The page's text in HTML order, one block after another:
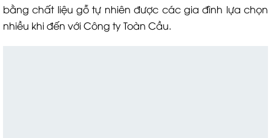
bằng chất liệu gỗ tự nhiên được các gia đình lựa chọn
nhiều khi đến với Công ty Toàn Cầu.